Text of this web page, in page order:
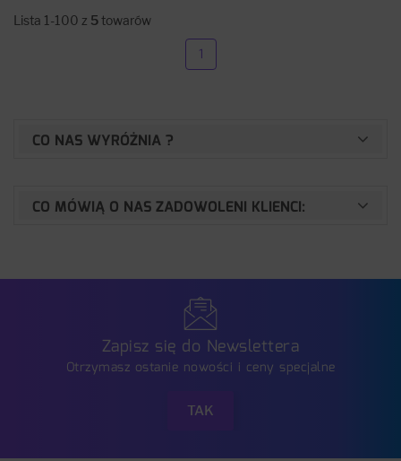
Lista 1-100 z 5towarów
1
CO NAS WYRÓŻNIA ?
CO MÓWIĄ O NAS ZADOWOLENI KLIENCI:
Zapisz się do Newslettera
Otrzymasz ostanie nowości i ceny specjalne